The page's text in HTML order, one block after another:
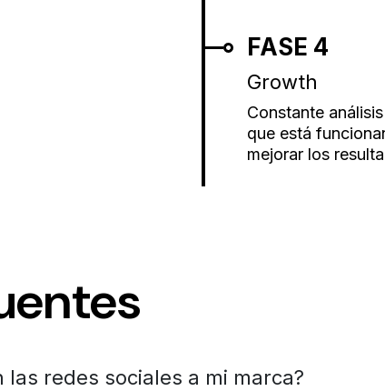
FASE 4
Growth
Constante
que está
mejorar los
redes sociales a mi marca?